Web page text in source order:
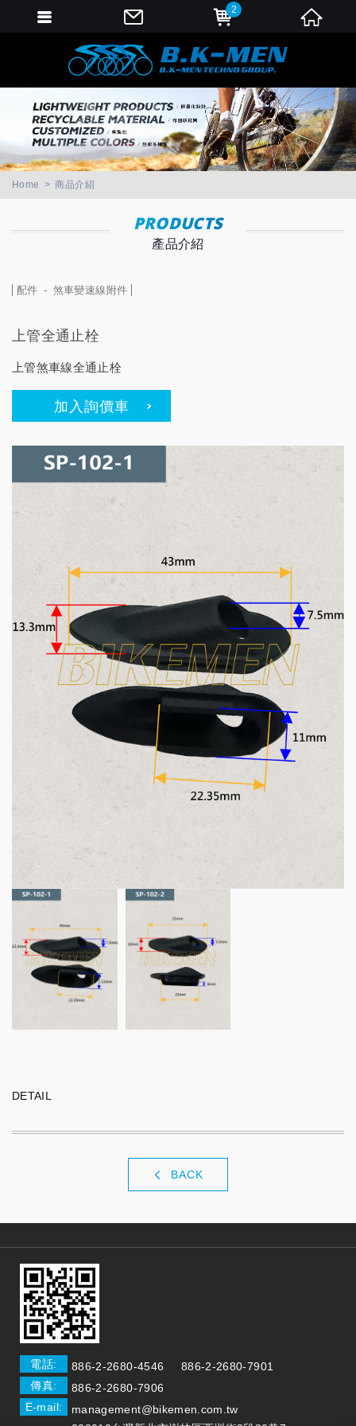
Home 商品介紹
PRODUCTS
產品介紹
配件 煞車變速線附件
上管全通止栓
上管煞車線全通止栓
加入詢價車
DETAIL
BACK
電話: 886-2-2680-4546
886-2-2680-7901
傳真:
886-2-2680-7906
E-mail:
management@bikemen.com.tw
2
會員登入
加入會員
忘記密碼
訂單查詢
個人資料修改